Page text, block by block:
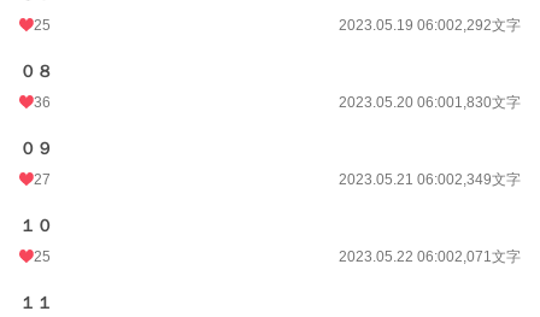
25 2023.05.19 06:002,292文字
０８
36 2023.05.20 06:001,830文字
０９
27 2023.05.21 06:002,349文字
１０
25 2023.05.22 06:002,071文字
１１